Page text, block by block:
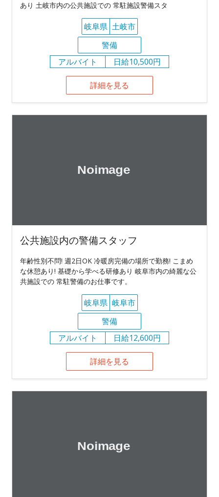
あり 土岐市内の公共施設での 常駐施設警備スタ
岐阜県 土岐市
警備
アルバイト
日給10,500円
詳細を見る
公共施設内の警備スタッフ
年齢性別不問! 週2日OK 冷暖房完備の場所で勤務! こまめ
な休憩あり! 基礎から学べる研修あり 岐阜市内の綺麗な公
共施設での 常駐警備のお仕事です。
岐阜県 岐阜市
警備
アルバイト
日給12,600円
詳細を見る